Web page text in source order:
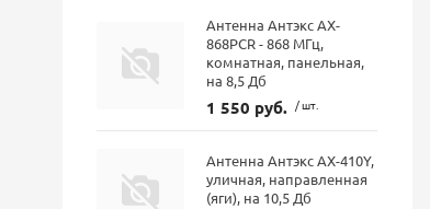
Антенна Антэкс AX-
868PCR - 868 МГц,
комнатная, панельная,
на 8,5 Дб
1 550 руб. / шт.
Антенна Антэкс AX-410Y,
уличная, направленная
(яги), на 10,5 Дб